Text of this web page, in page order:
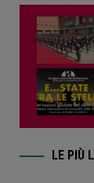
LE PIÙ